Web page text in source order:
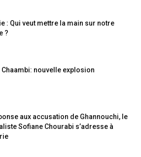
: Qui veut mettre la main sur notre
?
Chaambi: nouvelle explosion
aux accusation de Ghannouchi, le
Sofiane Chourabi s’adresse à